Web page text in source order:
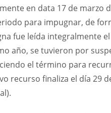
en data 17 de marzo
para impugnar, de
fue leída integralmente
año, se tuvieron por
el término para
recurso finaliza el día 29